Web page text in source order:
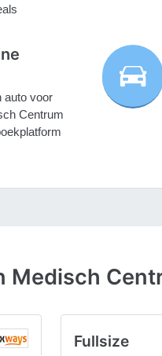
auto voor
Centrum
Medisch
Fullsize